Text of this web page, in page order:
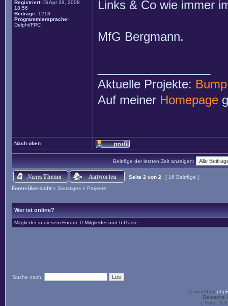
Registriert: Di Apr 29, 2008
18:56
Beiträge: 1213
Programmiersprache:
Delphi/FPC
Links & Co wie immer
MfG Bergmann.
Aktuelle Projekte:
Auf meiner Homepage
Nach oben
Beiträge der letzten Zeit anzeigen:
Seite 2 von 2
[ 16 Beiträge ]
Foren-Übersicht » Sonstiges » Projekte
Wer ist online?
Mitglieder in diesem Forum: 0 Mitglieder und 6 Gäste
Suche nach:
Powered by
Deutsche
[ Time :